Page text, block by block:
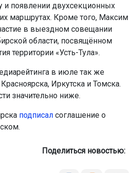
и появлении двухсекционных
маршрутах. Кроме того, Максим
в выездном совещании
области, посвящённом
территории «Усть-Тула».
в июле так же
Иркутска и Томска.
значительно ниже.
подписал соглашение о
Поделиться новостью: